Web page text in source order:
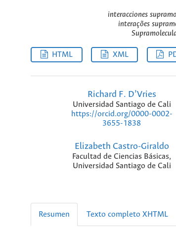
interacciones
interações
HTML XML
Richard F. D’Vries
Universidad Santiago de Cali
https://orcid.org/0000-0002-
3655-1838
Elizabeth Castro-Giraldo
Facultad de Ciencias Básicas,
Universidad Santiago de Cali
Resumen Texto completo XHTML